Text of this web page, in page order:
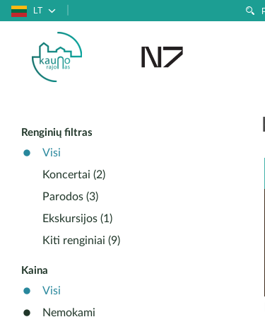
LT
Renginių filtras
Visi
Koncertai (2)
Parodos (3)
Ekskursijos (1)
Kiti renginiai (9)
Kaina
Visi
Nemokami